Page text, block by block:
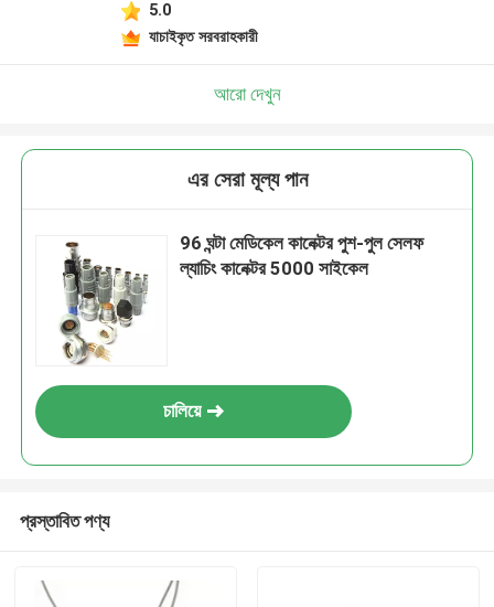
5.0
যাচাইকৃত সরবরাহকারী
আরো দেখুন
এর সেরা মূল্য পান
96 ঘন্টা মেডিকেল কানেক্টর পুশ-পুল সেলফ
ল্যাচিং কানেক্টর 5000 সাইকেল
চালিয়ে
প্রস্তাবিত পণ্য